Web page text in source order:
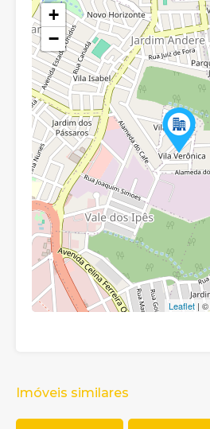
+
−
Leaflet | ©
Imóveis similares